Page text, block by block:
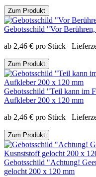
Zum Produkt
Gebotsschild "Vor
ab 2,46 € pro Stück
Zum Produkt
Gebotsschild "Teil kann im
Aufkleber 200 x 120 mm
ab 2,46 € pro Stück
Zum Produkt
Gebotsschild "Achtung!
gelocht 200 x 120 mm